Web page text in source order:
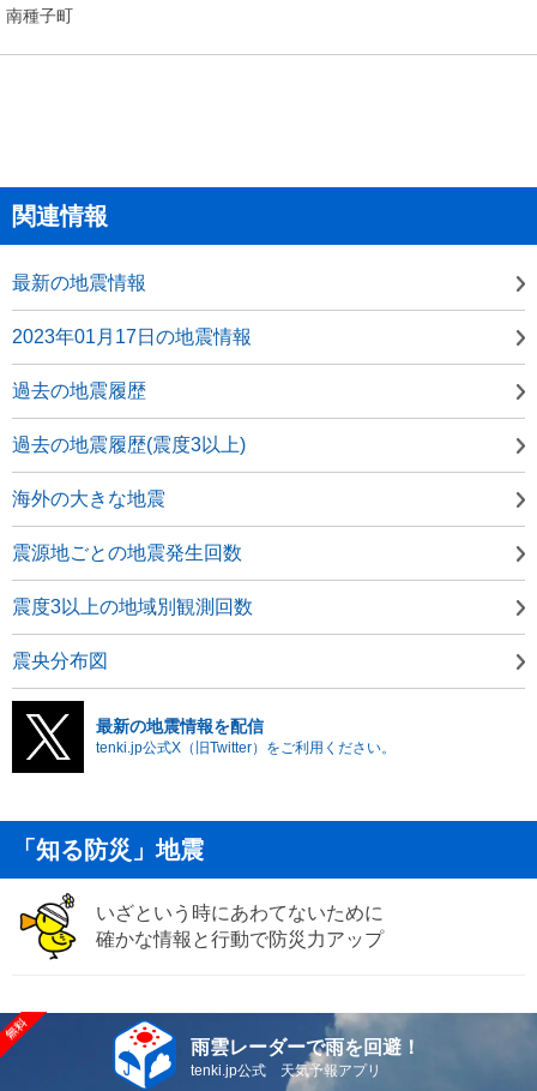
南種子町
関連情報
最新の地震情報
2023年01月17日の地震情報
過去の地震履歴
過去の地震履歴(震度3以上)
海外の大きな地震
震源地ごとの地震発生回数
震度3以上の地域別観測回数
震央分布図
最新の地震情報を配信
tenki.jp公式X（旧Twitter）をご利用ください。
「知る防災」地震
いざという時にあわてないために
確かな情報と行動で防災力アップ
雨雲レーダーで雨を回避！
tenki.jp公式 天気予報アプリ